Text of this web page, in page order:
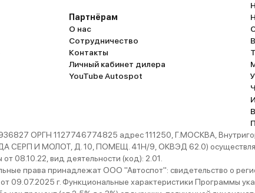
Партнёрам
О нас
Сотрудничество
Контакты
Личный кабинет дилера
YouTube Autospot
ОРГН 1127746774825 адрес 111250, Г.МОСКВА,
И МОЛОТ, Д. 10, ПОМЕЩ. 41Н/9, ОКВЭД 62.0)
08.10.22, вид деятельности (код): 2.01.
права принадлежат ООО "Автоспот": свидетельство о
09.07.2025 г. Функциональные характеристики Программы